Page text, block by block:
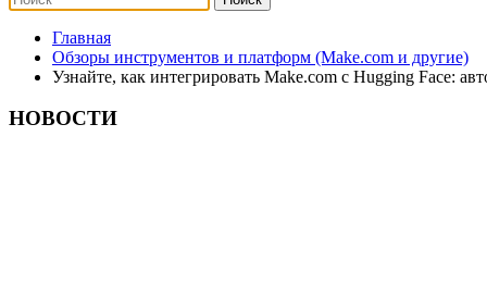
Главная
Обзоры инструментов и платформ (Make.com и другие)
Узнайте, как интегрировать Make.com с Hugging Face:
НОВОСТИ